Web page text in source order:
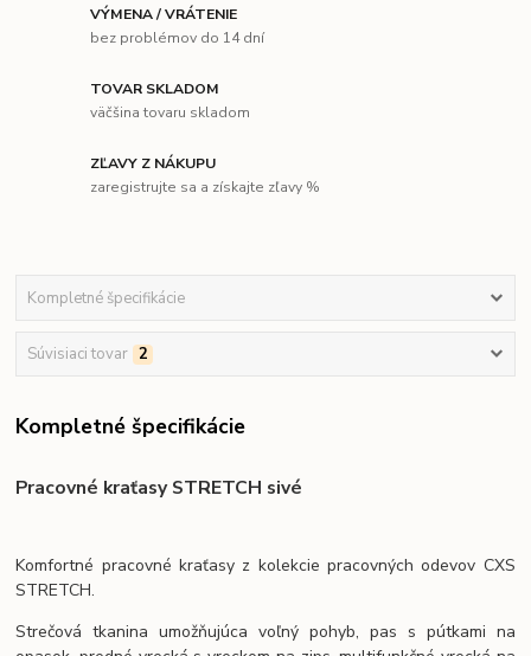
VÝMENA / VRÁTENIE
bez problémov do 14 dní
TOVAR SKLADOM
väčšina tovaru skladom
ZĽAVY Z NÁKUPU
zaregistrujte sa a získajte zľavy %
Kompletné špecifikácie
Súvisiaci tovar 2
Kompletné špecifikácie
Pracovné kraťasy STRETCH sivé
Komfortné pracovné kraťasy z kolekcie pracovných odevov CXS
STRETCH.
Strečová tkanina umožňujúca voľný pohyb, pas s pútkami na